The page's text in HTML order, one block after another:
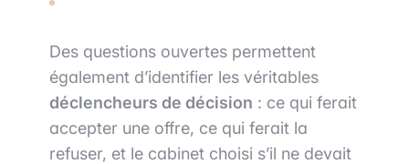
Des questions ouvertes permettent
également d’identifier les véritables
déclencheurs de décision : ce qui ferait
accepter une offre, ce qui ferait la
refuser, et le cabinet choisi s’il ne devait